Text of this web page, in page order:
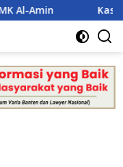
Kasus Dugaan